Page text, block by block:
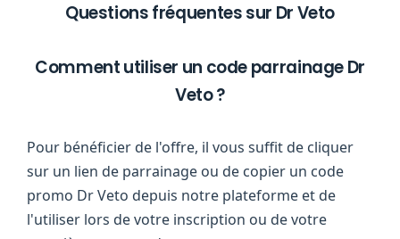
Questions fréquentes sur Dr Veto
Comment utiliser un code parrainage Dr
Veto ?
Pour bénéficier de l'offre, il vous suffit de cliquer
sur un lien de parrainage ou de copier un code
promo Dr Veto depuis notre plateforme et de
l'utiliser lors de votre inscription ou de votre